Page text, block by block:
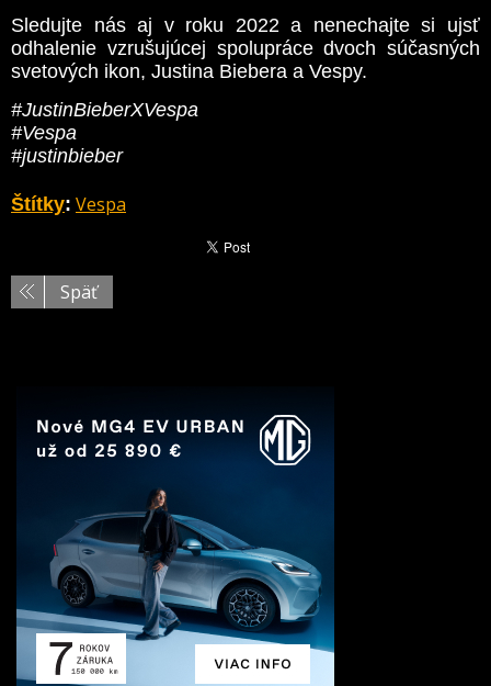
Sledujte nás aj v roku 2022 a nenechajte si ujsť
odhalenie vzrušujúcej spolupráce dvoch súčasných
svetových ikon, Justina Biebera a Vespy.
#JustinBieberXVespa
#Vespa
#justinbieber
Štítky: Vespa
Späť